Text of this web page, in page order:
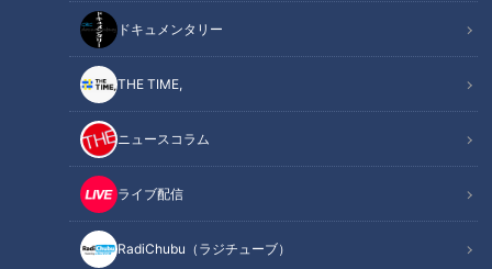
ドキュメンタリー
THE TIME,
ニュースコラム
ライブ配信
RadiChubu（ラジチューブ）
そんな小川アナに連れられて来た佐藤アナは、小川アナの熱烈
なファンっぷりを見てちょっと後ずさり？イベントを巡った後
の二人はどんな感想を持つのか、ぜひご覧ください！
【イベント名】『劇場版ハイキュー‼ ゴミ捨て場の決戦』展
【日程】2025年7月16日（水）～8月3日（日）
【時間】10時～18時（最終入場は17時まで）
※金曜・土曜 10時～19時（最終入場は18時まで）
※最終日は17時閉場（最終入場は16時まで）